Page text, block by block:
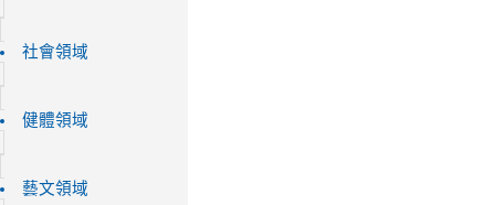
社會領域
健體領域
藝文領域